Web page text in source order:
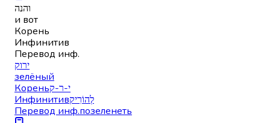
והנה
и вот
Корень
Инфинитив
Перевод инф.
ירוק
зелёный
Кореньי-ר-ק
Инфинитивלְהוֹרִיק
Перевод инф.позеленеть